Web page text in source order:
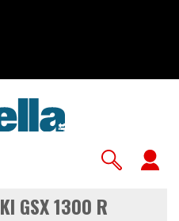
GSX 1300 R